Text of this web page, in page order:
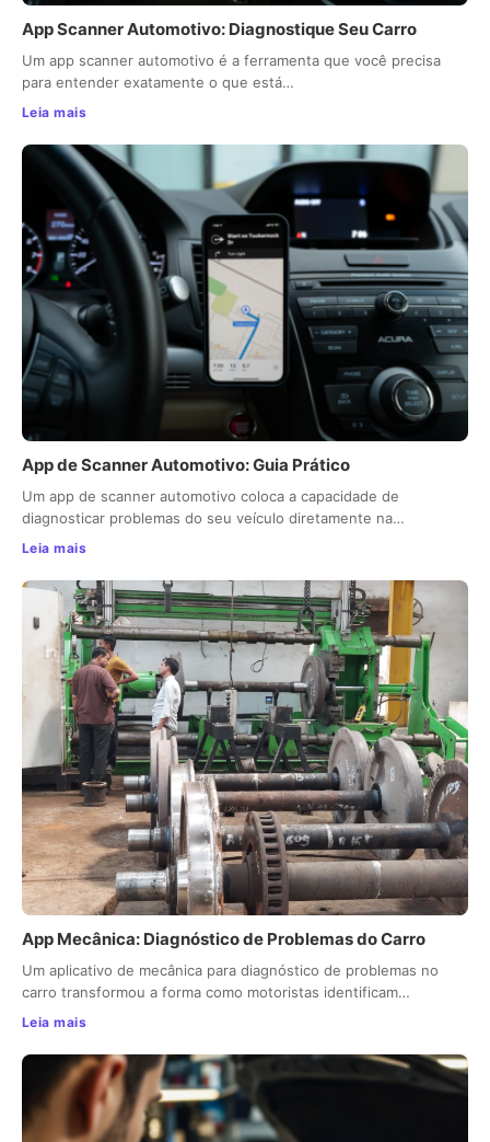
App Scanner Automotivo: Diagnostique Seu Carro
Um app scanner automotivo é a ferramenta que você precisa
para entender exatamente o que está…
Leia mais
App de Scanner Automotivo: Guia Prático
Um app de scanner automotivo coloca a capacidade de
diagnosticar problemas do seu veículo diretamente na…
Leia mais
App Mecânica: Diagnóstico de Problemas do Carro
Um aplicativo de mecânica para diagnóstico de problemas no
carro transformou a forma como motoristas identificam…
Leia mais